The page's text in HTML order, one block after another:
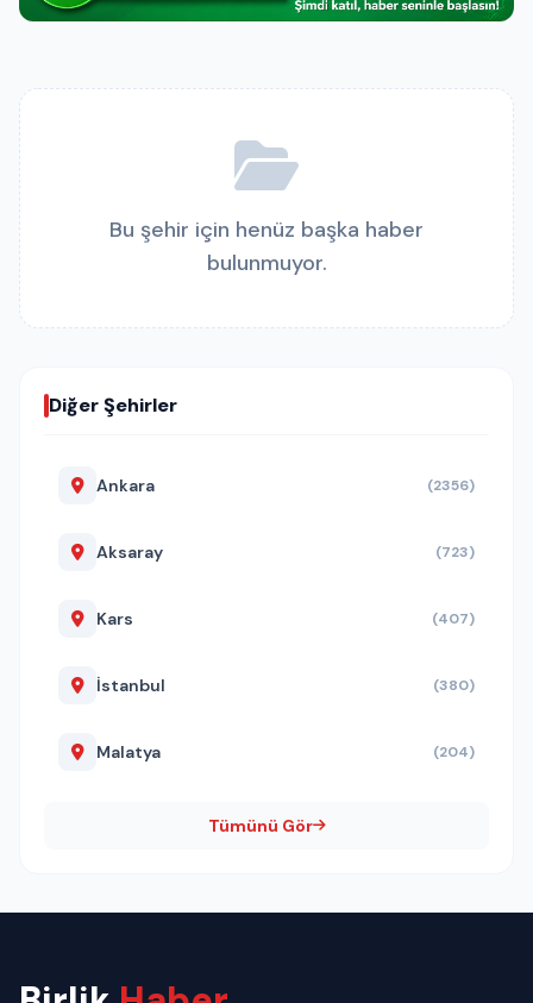
Bu şehir için henüz başka haber
bulunmuyor.
Diğer Şehirler
Ankara (2356)
Aksaray (723)
Kars (407)
İstanbul (380)
Malatya (204)
Tümünü Gör